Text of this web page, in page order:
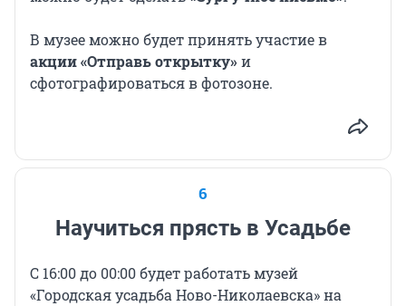
В музее можно будет принять участие в
акции «Отправь открытку»и
сфотографироваться в фотозоне.
6
Научиться прясть в Усадьбе
С 16:00 до 00:00 будет работать музей
«Городская усадьба Ново-Николаевска» на